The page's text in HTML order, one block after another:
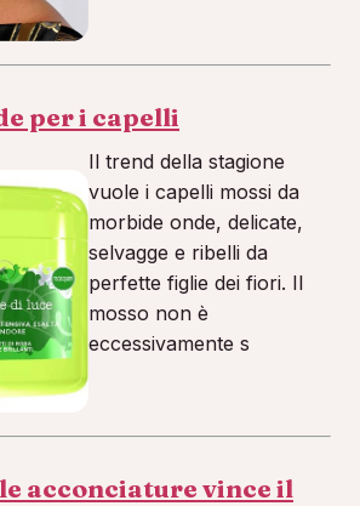
per i capelli
Il trend della stagione
vuole i capelli mossi da
morbide onde, delicate,
selvagge e ribelli da
perfette figlie dei fiori. Il
mosso non è
eccessivamente s
acconciature vince il